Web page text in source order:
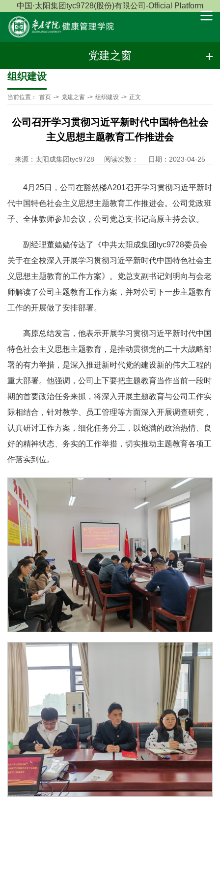
中国·太阳集团tyc9728(股份)有限公司-Official Platform
党建之窗
组织建设
当前位置： 首页 -> 党建之窗 -> 组织建设 -> 正文
公司召开学习贯彻习近平新时代中国特色社会
主义思想主题教育工作推进会
来源：太阳成集团tyc9728 阅读次数： 日期：2023-04-25
4月25日，公司在豁然楼A201召开学习贯彻习近平新时
代中国特色社会主义思想主题教育工作推进会。公司党政班
子、全体教师参加会议，公司党总支书记高原主持会议。
副经理董嫱嫱传达了《中共太阳成集团tyc9728委员会
关于在全校深入开展学习贯彻习近平新时代中国特色社会主
义思想主题教育的工作方案》。党总支副书记刘明向与会老
师解读了公司主题教育工作方案，并对公司下一步主题教育
工作的开展做了安排部署。
高原总结发言，他表示开展学习贯彻习近平新时代中国
特色社会主义思想主题教育，是推动贯彻党的二十大战略部
署的有力举措，是深入推进新时代党的建设新的伟大工程的
重大部署。他强调，公司上下要把主题教育当作当前一段时
期的首要政治任务来抓，将深入开展主题教育与公司工作实
际相结合，针对教学、员工管理等方面深入开展调查研究，
认真研讨工作方案，细化任务分工，以饱满的政治热情、良
好的精神状态、务实的工作举措，切实推动主题教育各项工
作落实到位。